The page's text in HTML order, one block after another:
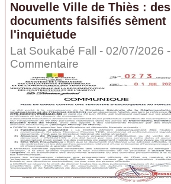
Nouvelle Ville de Thiès : des
documents falsifiés sèment
l'inquiétude
Lat Soukabé Fall - 02/07/2026 -
Commentaire